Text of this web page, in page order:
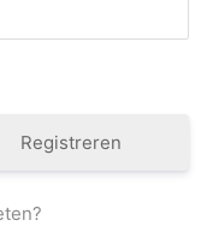
Registreren